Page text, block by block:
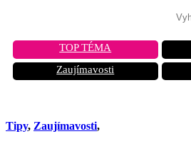
TOP TÉMA
Zaujímavosti
Tipy, Zaujímavosti,